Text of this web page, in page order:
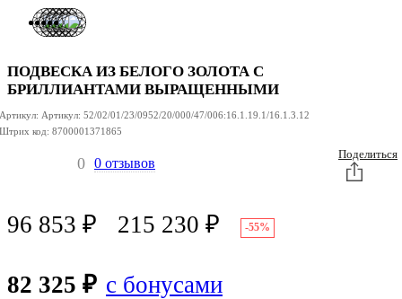
ПОДВЕСКА ИЗ БЕЛОГО ЗОЛОТА С
БРИЛЛИАНТАМИ ВЫРАЩЕННЫМИ
Артикул: Артикул: 52/02/01/23/0952/20/000/47/006:16.1.19.1/16.1.3.12
Штрих код: 8700001371865
0 0 отзывов
Поделиться
96 853 ₽ 215 230 ₽ -55%
82 325 ₽ с бонусами